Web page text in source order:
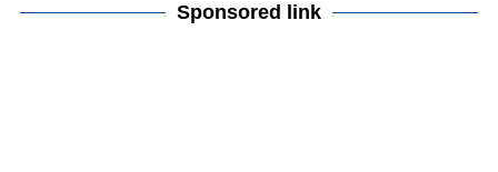
Sponsored link